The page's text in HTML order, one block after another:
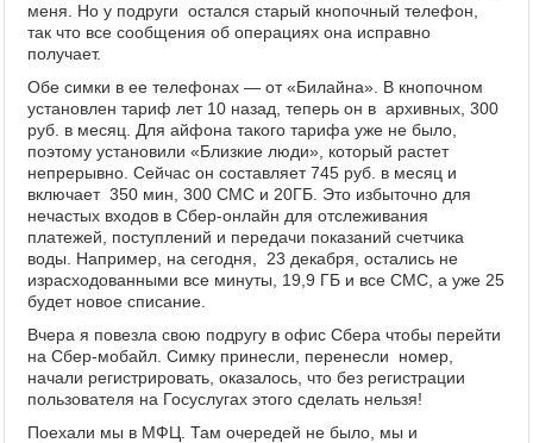
меня. Но у подруги остался старый кнопочный телефон,
так что все сообщения об операциях она исправно
получает.
Обе симки в ее телефонах — от «Билайна». В кнопочном
установлен тариф лет 10 назад, теперь он в архивных, 300
руб. в месяц. Для айфона такого тарифа уже не было,
поэтому установили «Близкие люди», который растет
непрерывно. Сейчас он составляет 745 руб. в месяц и
включает 350 мин, 300 СМС и 20ГБ. Это избыточно для
нечастых входов в Сбер-онлайн для отслеживания
платежей, поступлений и передачи показаний счетчика
воды. Например, на сегодня, 23 декабря, остались не
израсходованными все минуты, 19,9 ГБ и все СМС, а уже 25
будет новое списание.
Вчера я повезла свою подругу в офис Сбера чтобы перейти
на Сбер-мобайл. Симку принесли, перенесли номер,
начали регистрировать, оказалось, что без регистрации
пользователя на Госуслугах этого сделать нельзя!
Поехали мы в МФЦ. Там очередей не было, мы и